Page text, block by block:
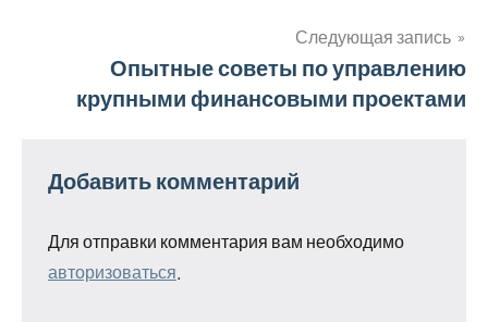
Следующая запись
Опытные советы по управлению
крупными финансовыми проектами
Добавить комментарий
Для отправки комментария вам необходимо
авторизоваться